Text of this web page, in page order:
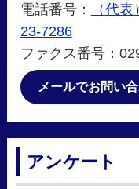
電話番号：
（代
23-7286
ファクス番号：
メールでお問い
アンケート